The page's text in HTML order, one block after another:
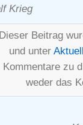
Krieg
Dieser Beitrag
und unter
Kommentare zu
weder das